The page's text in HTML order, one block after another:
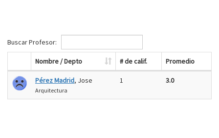
Buscar Profesor:
Nombre / Depto # de calif. Promedio
Pérez Madrid, Jose
Arquitectura
1 3.0